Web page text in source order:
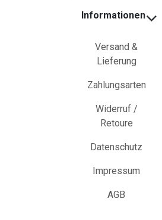
Informationen
Versand &
Lieferung
Zahlungsarten
Widerruf /
Retoure
Datenschutz
Impressum
AGB